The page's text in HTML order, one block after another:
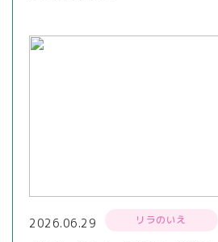
2026.06.29 リラのいえ